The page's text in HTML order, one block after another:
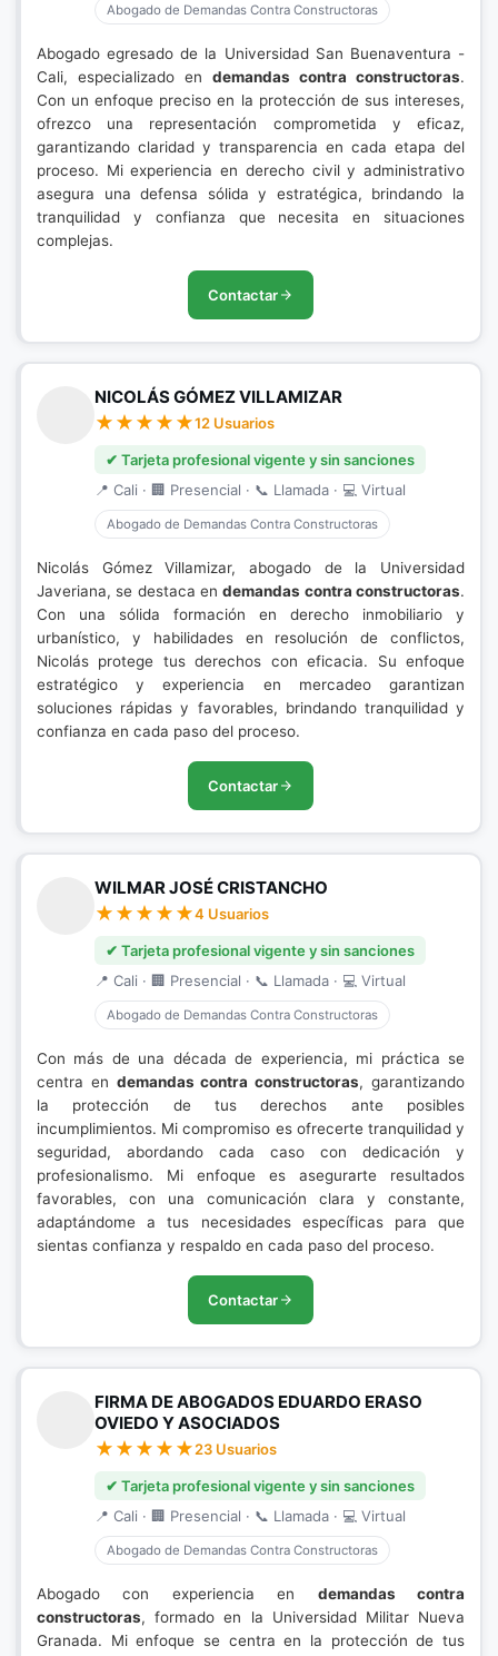
Abogado de Demandas Contra Constructoras
Abogado egresado de la Universidad San Buenaventura -
Cali, especializado en demandas contra constructoras.
Con un enfoque preciso en la protección de sus intereses,
ofrezco una representación comprometida y eficaz,
garantizando claridad y transparencia en cada etapa del
proceso. Mi experiencia en derecho civil y administrativo
asegura una defensa sólida y estratégica, brindando la
tranquilidad y confianza que necesita en situaciones
complejas.
Contactar
NICOLÁS GÓMEZ VILLAMIZAR
12 Usuarios
✔ Tarjeta profesional vigente y sin sanciones
📍 Cali · 🏢 Presencial · 📞 Llamada · 💻 Virtual
Abogado de Demandas Contra Constructoras
Nicolás Gómez Villamizar, abogado de la Universidad
Javeriana, se destaca endemandas contra constructoras.
Con una sólida formación en derecho inmobiliario y
urbanístico, y habilidades en resolución de conflictos,
Nicolás protege tus derechos con eficacia. Su enfoque
estratégico y experiencia en mercadeo garantizan
soluciones rápidas y favorables, brindando tranquilidad y
confianza en cada paso del proceso.
Contactar
WILMAR JOSÉ CRISTANCHO
4 Usuarios
✔ Tarjeta profesional vigente y sin sanciones
📍 Cali · 🏢 Presencial · 📞 Llamada · 💻 Virtual
Abogado de Demandas Contra Constructoras
Con más de una década de experiencia, mi práctica se
centra en demandas contra constructoras, garantizando
la protección de tus derechos ante posibles
incumplimientos. Mi compromiso es ofrecerte tranquilidad y
seguridad, abordando cada caso con dedicación y
profesionalismo. Mi enfoque es asegurarte resultados
favorables, con una comunicación clara y constante,
adaptándome a tus necesidades específicas para que
sientas confianza y respaldo en cada paso del proceso.
Contactar
FIRMA DE ABOGADOS EDUARDO ERASO
OVIEDO Y ASOCIADOS
23 Usuarios
✔ Tarjeta profesional vigente y sin sanciones
📍 Cali · 🏢 Presencial · 📞 Llamada · 💻 Virtual
Abogado de Demandas Contra Constructoras
Abogado con experiencia en demandas contra
constructoras, formado en la Universidad Militar Nueva
Granada. Mi enfoque se centra en la protección de tus